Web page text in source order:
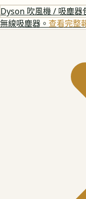
Dyson 吹風機 / 吸塵器
無線吸塵器。 查看完整